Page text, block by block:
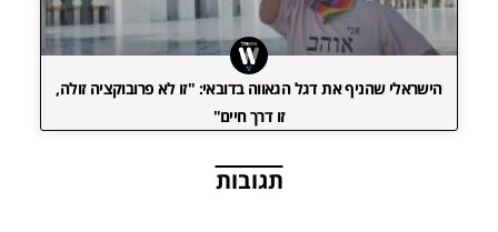
הישראלי שהניף את דגל הגאווה בדובאי: "זו לא פרובוקציה זולה,
זו דרך חיים"
תגובות